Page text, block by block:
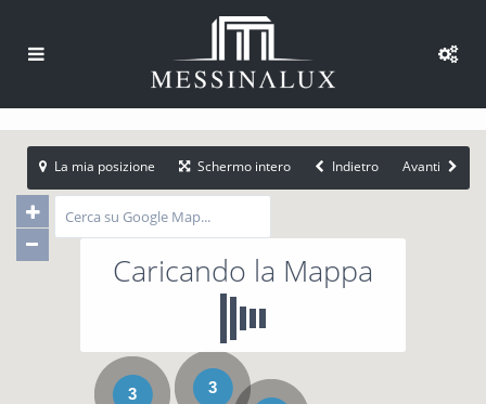
3
3
Caricando la Mappa
La mia posizione Schermo intero Indietro Avanti